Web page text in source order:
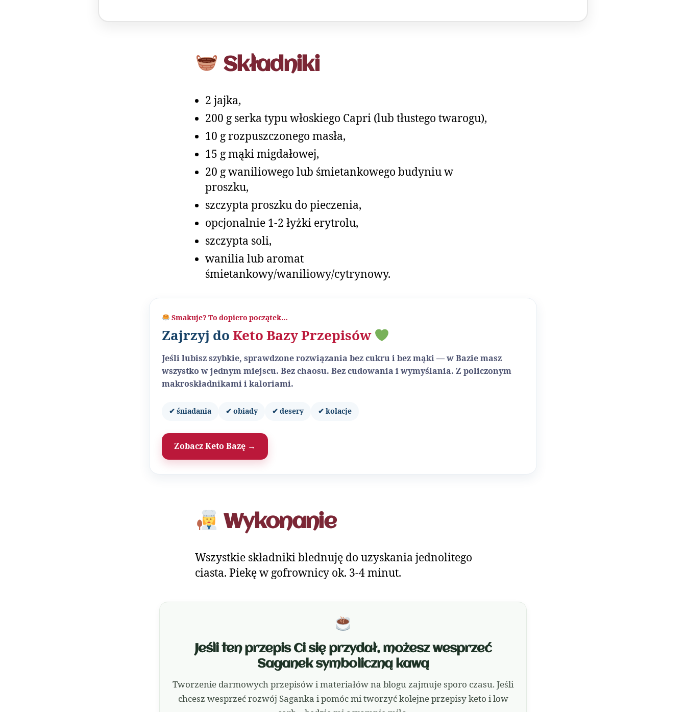
Składniki
2 jajka,
200 g serka typu włoskiego Capri (lub tłustego twarogu),
10 g rozpuszczonego masła,
15 g mąki migdałowej,
20 g waniliowego lub śmietankowego budyniu w
proszku,
szczypta proszku do pieczenia,
opcjonalnie 1-2 łyżki erytrolu,
szczypta soli,
wanilia lub aromat
śmietankowy/waniliowy/cytrynowy.
Smakuje? To dopiero początek…
Zajrzyj do Keto Bazy Przepisów
Jeśli lubisz szybkie, sprawdzone rozwiązania bez cukru i bez mąki — w Bazie masz
wszystko w jednym miejscu. Bez chaosu. Bez cudowania i wymyślania. Z policzonym
makroskładnikami i kaloriami.
✔ śniadania ✔ obiady ✔ desery ✔ kolacje
Zobacz Keto Bazę →
Wykonanie
Wszystkie składniki blednuję do uzyskania jednolitego
ciasta. Piekę w gofrownicy ok. 3-4 minut.
Jeśli ten przepis Ci się przydał, możesz wesprzeć
Saganek symboliczną kawą
Tworzenie darmowych przepisów i materiałów na blogu zajmuje sporo czasu. Jeśli
chcesz wesprzeć rozwój Saganka i pomóc mi tworzyć kolejne przepisy keto i low